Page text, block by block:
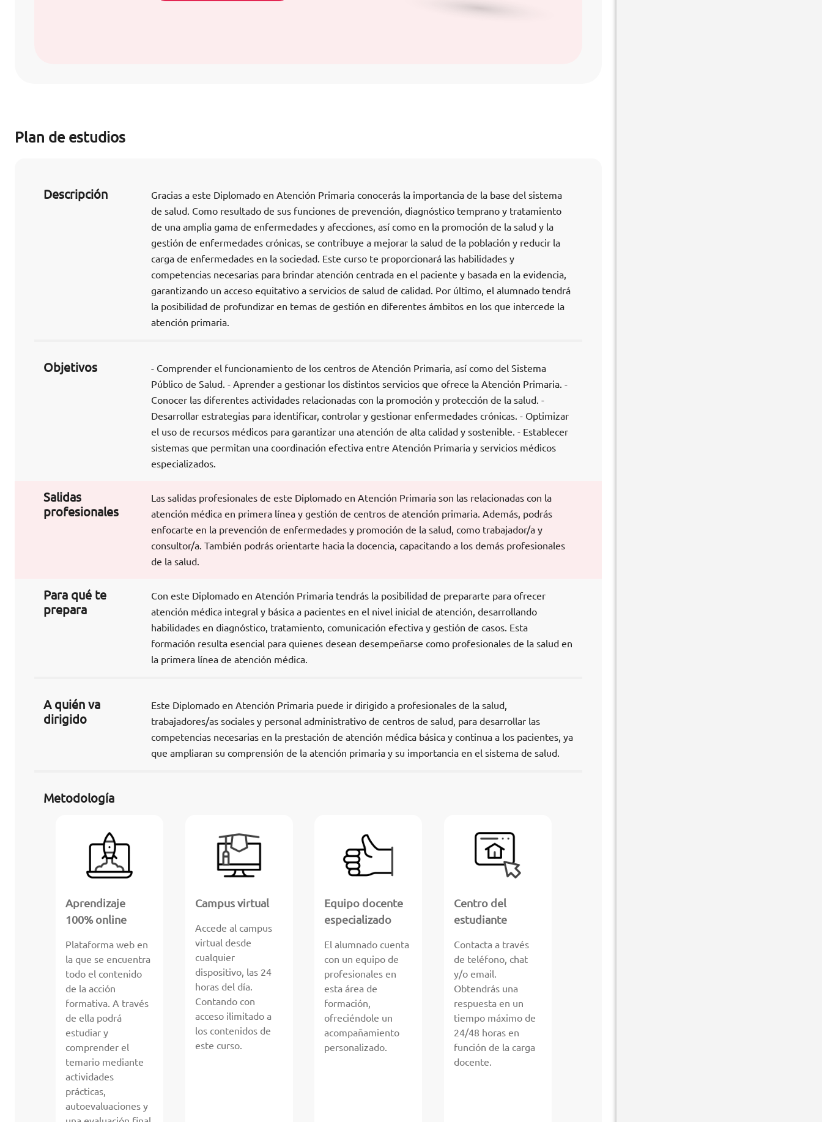
Plan de estudios
Descripción
Gracias a este Diplomado en Atención Primaria conocerás la importancia de la base del sistema
de salud. Como resultado de sus funciones de prevención, diagnóstico temprano y tratamiento
de una amplia gama de enfermedades y afecciones, así como en la promoción de la salud y la
gestión de enfermedades crónicas, se contribuye a mejorar la salud de la población y reducir la
carga de enfermedades en la sociedad. Este curso te proporcionará las habilidades y
competencias necesarias para brindar atención centrada en el paciente y basada en la evidencia,
garantizando un acceso equitativo a servicios de salud de calidad. Por último, el alumnado tendrá
la posibilidad de profundizar en temas de gestión en diferentes ámbitos en los que intercede la
atención primaria.
Objetivos
- Comprender el funcionamiento de los centros de Atención Primaria, así como del Sistema
Público de Salud. - Aprender a gestionar los distintos servicios que ofrece la Atención Primaria. -
Conocer las diferentes actividades relacionadas con la promoción y protección de la salud. -
Desarrollar estrategias para identificar, controlar y gestionar enfermedades crónicas. - Optimizar
el uso de recursos médicos para garantizar una atención de alta calidad y sostenible. - Establecer
sistemas que permitan una coordinación efectiva entre Atención Primaria y servicios médicos
especializados.
Salidas
profesionales
Las salidas profesionales de este Diplomado en Atención Primaria son las relacionadas con la
atención médica en primera línea y gestión de centros de atención primaria. Además, podrás
enfocarte en la prevención de enfermedades y promoción de la salud, como trabajador/a y
consultor/a. También podrás orientarte hacia la docencia, capacitando a los demás profesionales
de la salud.
Para qué te
prepara
Con este Diplomado en Atención Primaria tendrás la posibilidad de prepararte para ofrecer
atención médica integral y básica a pacientes en el nivel inicial de atención, desarrollando
habilidades en diagnóstico, tratamiento, comunicación efectiva y gestión de casos. Esta
formación resulta esencial para quienes desean desempeñarse como profesionales de la salud en
la primera línea de atención médica.
A quién va
dirigido
Este Diplomado en Atención Primaria puede ir dirigido a profesionales de la salud,
trabajadores/as sociales y personal administrativo de centros de salud, para desarrollar las
competencias necesarias en la prestación de atención médica básica y continua a los pacientes, ya
que ampliaran su comprensión de la atención primaria y su importancia en el sistema de salud.
Metodología
Aprendizaje
100% online
Plataforma web en
la que se encuentra
todo el contenido
de la acción
formativa. A través
de ella podrá
estudiar y
comprender el
temario mediante
actividades
prácticas,
autoevaluaciones y
Campus virtual
Accede al campus
virtual desde
cualquier
dispositivo, las 24
horas del día.
Contando con
acceso ilimitado a
los contenidos de
este curso.
Equipo docente
especializado
El alumnado cuenta
con un equipo de
profesionales en
esta área de
formación,
ofreciéndole un
acompañamiento
personalizado.
Centro del
estudiante
Contacta a través
de teléfono, chat
y/o email.
Obtendrás una
respuesta en un
tiempo máximo de
24/48 horas en
función de la carga
docente.